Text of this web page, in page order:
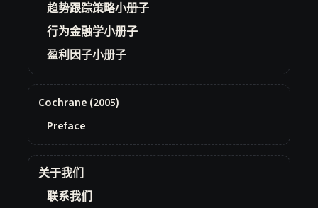
趋势跟踪策略小册子
行为金融学小册子
盈利因子小册子
Cochrane (2005)
Preface
关于我们
联系我们